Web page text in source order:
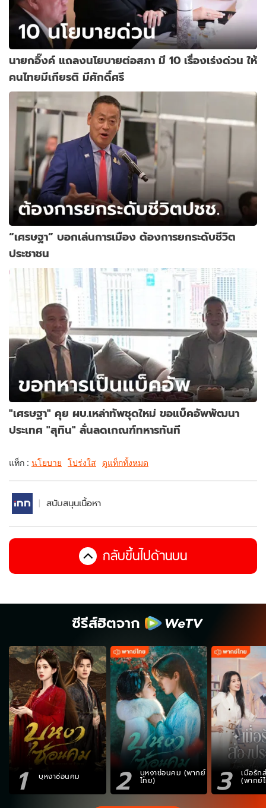
นายกอิ๊งค์ แถลงนโยบายต่อสภา มี 10 เรื่องเร่งด่วน ให้
คนไทยมีเกียรติ มีศักดิ์ศรี
“เศรษฐา” บอกเล่นการเมือง ต้องการยกระดับชีวิต
ประชาชน
"เศรษฐา" คุย ผบ.เหล่าทัพชุดใหม่ ขอแบ็คอัพพัฒนา
ประเทศ "สุทิน" ลั่นลดเกณฑ์ทหารทันที
แท็ก : นโยบาย โปร่งใส ดูแท็กทั้งหมด
สนับสนุนเนื้อหา
กลับขึ้นไปด้านบน
ซีรีส์ฮิตจาก
1 บุหงาซ่อนคม 2 บุหงาซ่อนคม (พากย์
ไทย) 3 เมื่อรัก
(พากย์